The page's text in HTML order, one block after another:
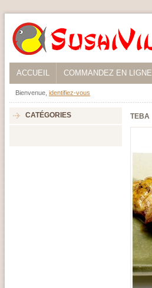
ACCUEIL COMMANDEZ EN LIGNE
Bienvenue, identifiez-vous
CATÉGORIES TEBA